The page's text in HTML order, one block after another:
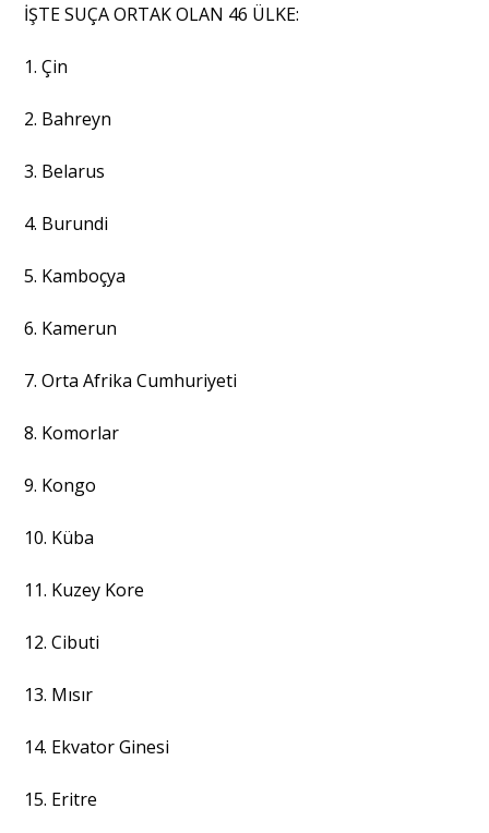
Sağlık
İŞTE SUÇA ORTAK OLAN 46 ÜLKE:
1. Çin
2. Bahreyn
3. Belarus
4. Burundi
5. Kamboçya
6. Kamerun
7. Orta Afrika Cumhuriyeti
8. Komorlar
9. Kongo
10. Küba
11. Kuzey Kore
12. Cibuti
13. Mısır
14. Ekvator Ginesi
15. Eritre